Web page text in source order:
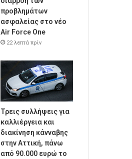
προβλημάτων
ασφαλείας στο νέο
Air Force One
22 λεπτά πρίν
Τρεις συλλήψεις για
καλλιέργεια και
διακίνηση κάνναβης
στην Αττική, πάνω
από 90.000 ευρώ το